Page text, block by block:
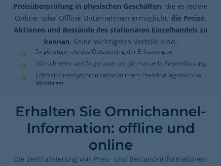
Preisüberprüfung in physischen Geschäften, die es jedem
Online- oder Offline-Unternehmen ermöglicht, die Preise,
Aktionen und Bestände des stationären Einzelhandels zu
kennen. Seine wichtigsten Vorteile sind:
5x günstiger als das Outsourcing der Erfassungen.
10x schneller und 5x genauer als die manuelle Preiserfassung.
Echtzeit-Preissynchronisation mit dem Preisfindungstool von
Minderest.
Erhalten Sie Omnichannel-
Information: offline und
online
Die Zentralisierung von Preis- und Bestandsinformationen